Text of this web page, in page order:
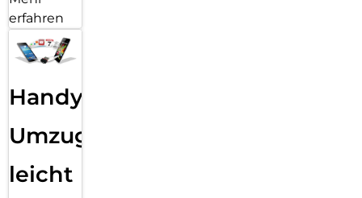
erfahren
Handy
Umzug
leicht